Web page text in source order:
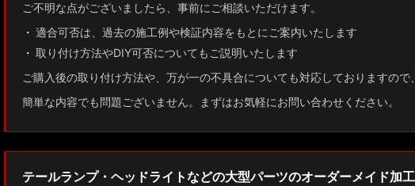
ご不明な点がございましたら、事前にご相談いただけます。
適合可否は、過去の施工例や検証内容をもとにご案内いたします
取り付け方法やDIY可否についてもご説明いたします
ご購入後の取り付け方法や、万が一の不具合についても対応しておりますので
簡単な内容でも問題ございません。まずはお気軽にお問い合わせください。
テールランプ・ヘッドライトなどの大型パーツのオーダーメイド加